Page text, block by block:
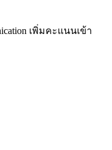
เพิ่มคะแนนเข้า